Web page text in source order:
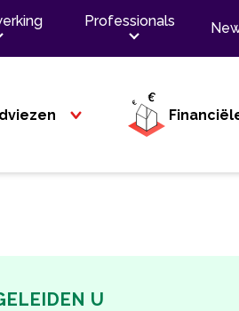
Professionals
U